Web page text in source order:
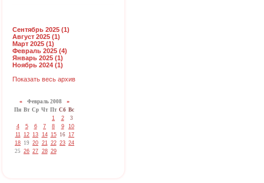
Сентябрь 2025 (1)
Август 2025 (1)
Март 2025 (1)
Февраль 2025 (4)
Январь 2025 (1)
Ноябрь 2024 (1)
Показать весь архив
«Февраль 2008 »
Пн Вт Ср Чт Пт Сб Вс
1
2
3
4
5 6 7 8 9
10
11 12 13 14 15 16 17
18 19 20 21 22 23 24
25 26 27 28 29